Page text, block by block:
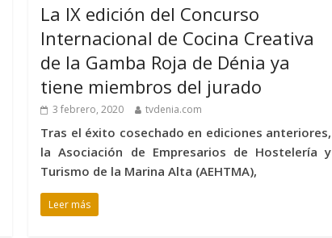
La IX edición del Concurso
Internacional de Cocina Creativa
de la Gamba Roja de Dénia ya
tiene miembros del jurado
3 febrero, 2020 tvdenia.com
Tras el éxito cosechado en ediciones anteriores,
la Asociación de Empresarios de Hostelería y
Turismo de la Marina Alta (AEHTMA),
Leer más